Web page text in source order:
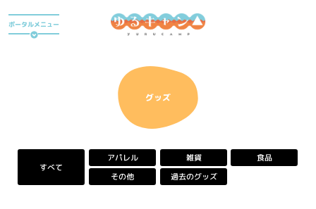
ア
ニ
キ
ポ
ー
タ
ポータルメニュー
グッズ
すべて
アパレル 雑貨 食品
その他 過去のグッズ